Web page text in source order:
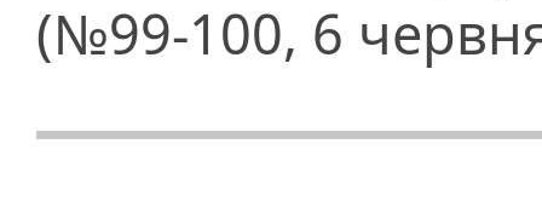
(№99-100, 6